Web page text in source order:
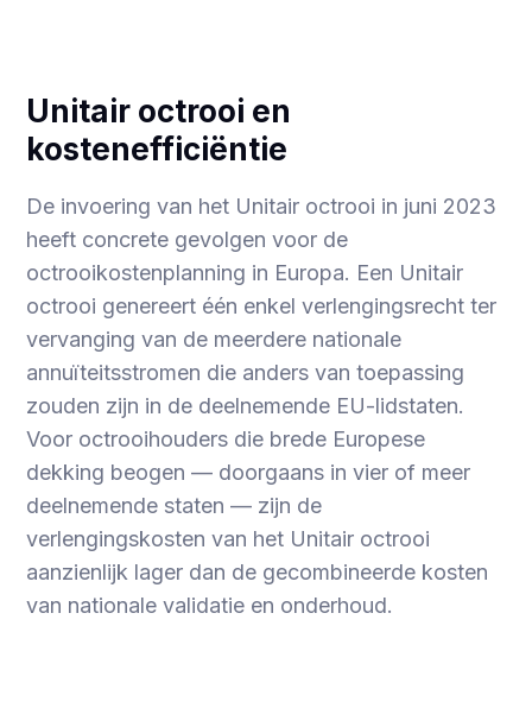
Unitair octrooi en
kostenefficiëntie
De invoering van het Unitair octrooi in juni 2023
heeft concrete gevolgen voor de
octrooikostenplanning in Europa. Een Unitair
octrooi genereert één enkel verlengingsrecht ter
vervanging van de meerdere nationale
annuïteitsstromen die anders van toepassing
zouden zijn in de deelnemende EU-lidstaten.
Voor octrooihouders die brede Europese
dekking beogen — doorgaans in vier of meer
deelnemende staten — zijn de
verlengingskosten van het Unitair octrooi
aanzienlijk lager dan de gecombineerde kosten
van nationale validatie en onderhoud.